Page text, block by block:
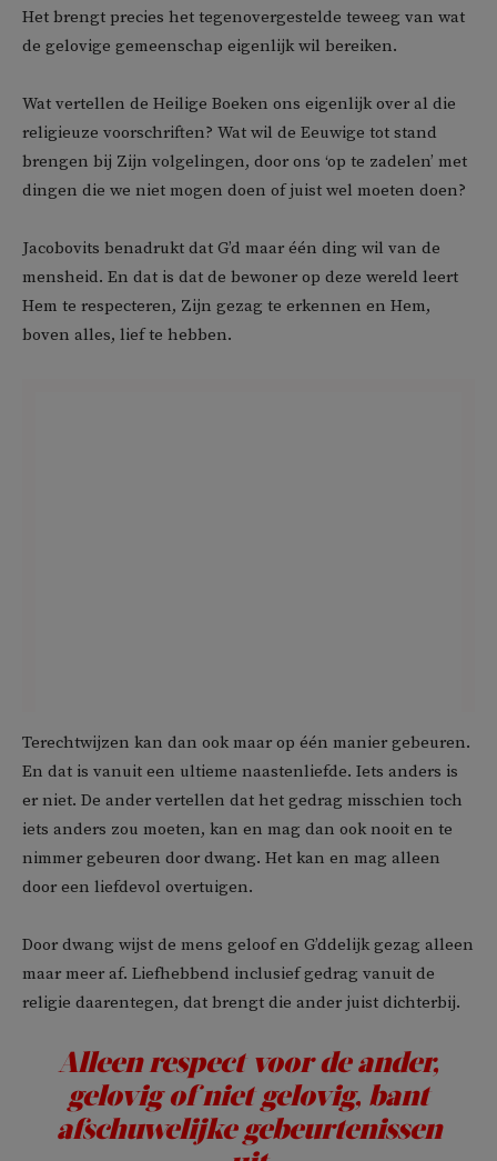
Het brengt precies het tegenovergestelde teweeg van wat
de gelovige gemeenschap eigenlijk wil bereiken.
Wat vertellen de Heilige Boeken ons eigenlijk over al die
religieuze voorschriften? Wat wil de Eeuwige tot stand
brengen bij Zijn volgelingen, door ons ‘op te zadelen’ met
dingen die we niet mogen doen of juist wel moeten doen?
Jacobovits benadrukt dat G’d maar één ding wil van de
mensheid. En dat is dat de bewoner op deze wereld leert
Hem te respecteren, Zijn gezag te erkennen en Hem,
boven alles, lief te hebben.
Terechtwijzen kan dan ook maar op één manier gebeuren.
En dat is vanuit een ultieme naastenliefde. Iets anders is
er niet. De ander vertellen dat het gedrag misschien toch
iets anders zou moeten, kan en mag dan ook nooit en te
nimmer gebeuren door dwang. Het kan en mag alleen
door een liefdevol overtuigen.
Door dwang wijst de mens geloof en G’ddelijk gezag alleen
maar meer af. Liefhebbend inclusief gedrag vanuit de
religie daarentegen, dat brengt die ander juist dichterbij.
Alleen respect voor de ander,
gelovig of niet gelovig, bant
afschuwelijke gebeurtenissen